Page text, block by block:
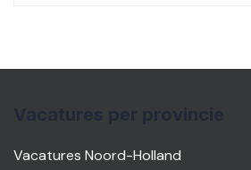
Vacatures Noord-Holland